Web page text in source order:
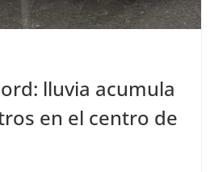
lluvia acumula
en el centro de